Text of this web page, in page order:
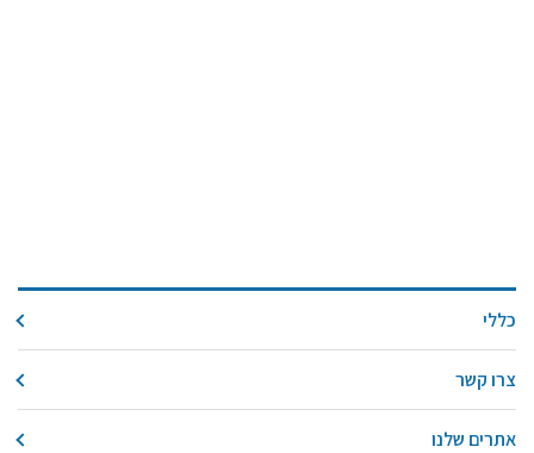
כללי
צרו קשר
אתרים שלנו